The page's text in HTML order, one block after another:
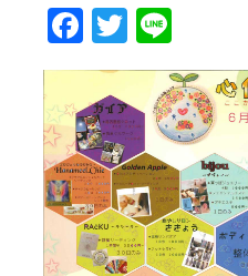
F
a
c
e
b
o
o
T
w
it
te
r
n
e